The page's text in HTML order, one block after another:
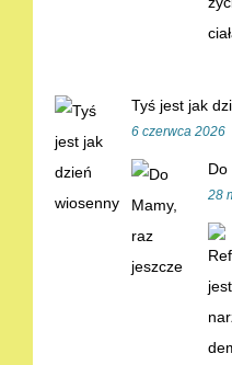
Tyś jest jak
6 czerwca 2026
Do
28